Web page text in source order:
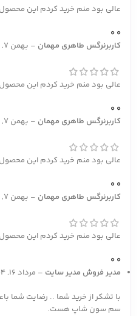
عالی بود منم خرید کردم این محصول
0
0
کاربرنرگس طاهری مهمان – بهمن 7, 1403
عالی بود منم خرید کردم این محصول
0
0
کاربرنرگس طاهری مهمان – بهمن 7, 1403
عالی بود منم خرید کردم این محصول
0
0
کاربرنرگس طاهری مهمان – بهمن 7, 1403
عالی بود منم خرید کردم این محصول
0
0
مدیر فروش مدیر سایت – مرداد 16, 1404
با تشکر از خرید شما .. رضایت شما
سم سون شاپ هست.